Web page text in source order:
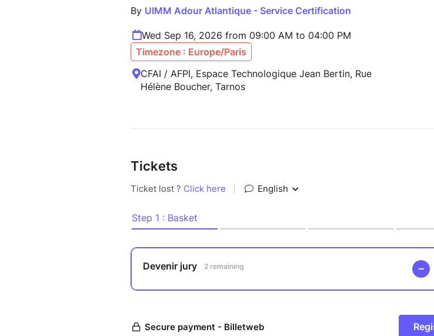
By UIMM Adour Atlantique - Service Certification
Wed Sep 16, 2026 from 09:00 AM to 04:00 PM
Timezone : Europe/Paris
CFAI / AFPI, Espace Technologique Jean Bertin, Rue
Hélène Boucher, Tarnos
Tickets